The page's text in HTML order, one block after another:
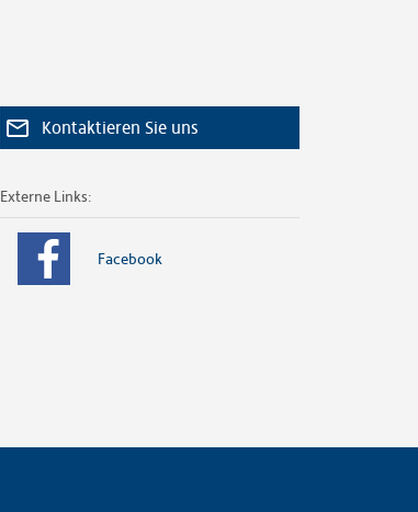
Kontaktieren Sie uns
Externe Links:
Facebook